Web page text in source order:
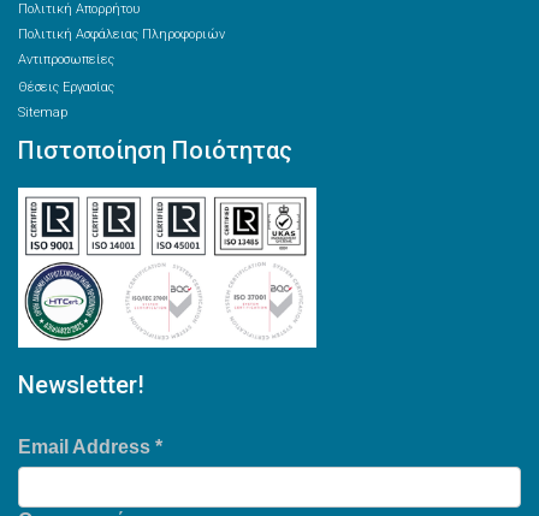
Πολιτική Απορρήτου
Πολιτική Ασφάλειας Πληροφοριών
Αντιπροσωπείες
Θέσεις Εργασίας
Sitemap
Πιστοποίηση Ποιότητας
Newsletter!
Email Address *